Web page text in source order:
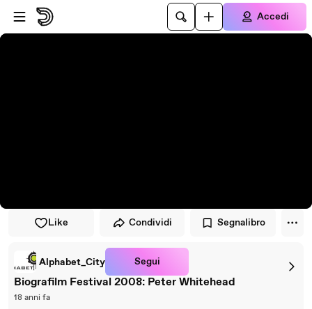
Vai al lettore
Passa al contenuto principale
Accedi
Like Condividi Segnalibro
Alphabet_City Segui
Biografilm Festival 2008: Peter Whitehead
18 anni fa